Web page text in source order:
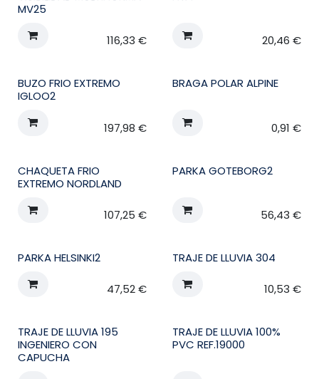
MV25
116,33 € 20,46 €
BUZO FRIO EXTREMO
IGLOO2
197,98 €
BRAGA POLAR ALPINE
0,91 €
CHAQUETA FRIO
EXTREMO NORDLAND
107,25 €
PARKA GOTEBORG2
56,43 €
PARKA HELSINKI2
47,52€
TRAJE DE LLUVIA 304
10,53 €
TRAJE DE LLUVIA 195
INGENIERO CON
CAPUCHA
TRAJE DE LLUVIA 100%
PVC REF.19000